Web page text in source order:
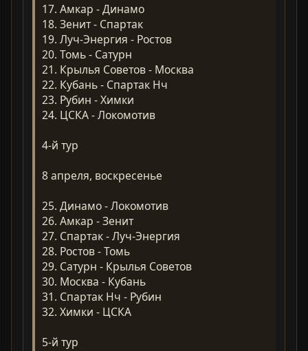
17. Амкар - Динамо
18. Зенит - Спартак
19. Луч-Энергия - Ростов
20. Томь - Сатурн
21. Крылья Советов - Москва
22. Кубань - Спартак Нч
23. Рубин - Химки
24. ЦСКА - Локомотив
4-й тур
8 апреля, воскресенье
25. Динамо - Локомотив
26. Амкар - Зенит
27. Спартак - Луч-Энергия
28. Ростов - Томь
29. Сатурн - Крылья Советов
30. Москва - Кубань
31. Спартак Нч - Рубин
32. Химки - ЦСКА
5-й тур